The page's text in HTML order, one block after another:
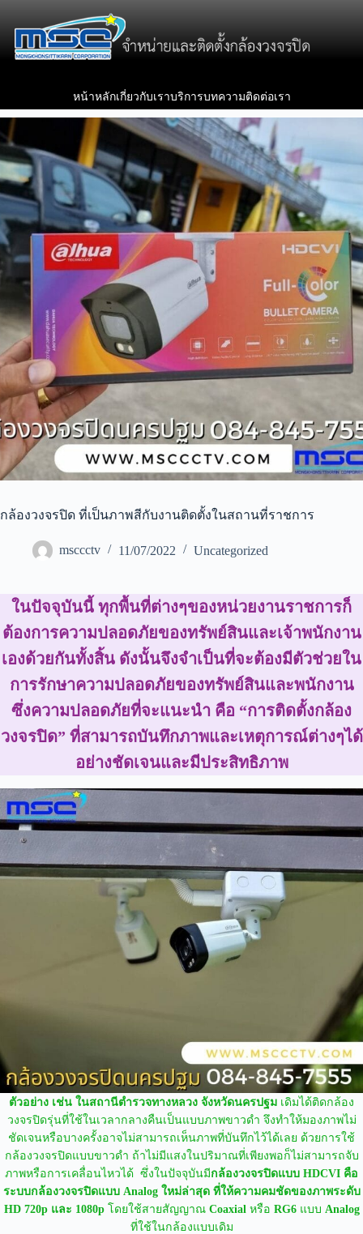
หน้าหลักเกี่ยวกับเราบริการบทความติดต่อเรา
กล้องวงจรปิด ที่เป็นภาพสีกับงานติดตั้งในสถานที่ราชการ
msccctv 11/07/2022 Uncategorized
ในปัจจุบันนี้ ทุกพื้นที่ต่างๆของหน่วยงานราชการก็
ต้องการความปลอดภัยของทรัพย์สินและเจ้าพนักงาน
เองด้วยกันทั้งสิ้น ดังนั้นจึงจำเป็นที่จะต้องมีตัวช่วยใน
การรักษาความปลอดภัยของทรัพย์สินและพนักงาน
ซึ่งความปลอดภัยที่จะแนะนำ คือ “การติดตั้งกล้อง
วงจรปิด” ที่สามารถบันทึกภาพและเหตุการณ์ต่างๆได้
อย่างชัดเจนและมีประสิทธิภาพ
ตัวอย่าง เช่น ในสถานีตำรวจทางหลวง จังหวัดนครปฐม เดิมได้ติดกล้อง
วงจรปิดรุ่นที่ใช้ในเวลากลางคืนเป็นแบบภาพขาวดำ จึงทำให้มองภาพไม่
ชัดเจนหรือบางครั้งอาจไม่สามารถเห็นภาพที่บันทึกไว้ได้เลย ด้วยการใช้
กล้องวงจรปิดแบบขาวดำ ถ้าไม่มีแสงในปริมาณที่เพียงพอก็ไม่สามารถจับ
ภาพหรือการเคลื่อนไหวได้ ซึ่งในปัจจุบันมีกล้องวงจรปิดแบบ HDCVI คือ
ระบบกล้องวงจรปิดแบบ Analog ใหม่ล่าสุด ที่ให้ความคมชัดของภาพระดับ
HD 720p และ 1080pโดยใช้สายสัญญาณ Coaxial หรือ RG6แบบ Analog
ที่ใช้ในกล้องแบบเดิม